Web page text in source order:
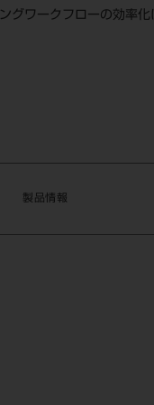
グワークフローの効率化
製品情報